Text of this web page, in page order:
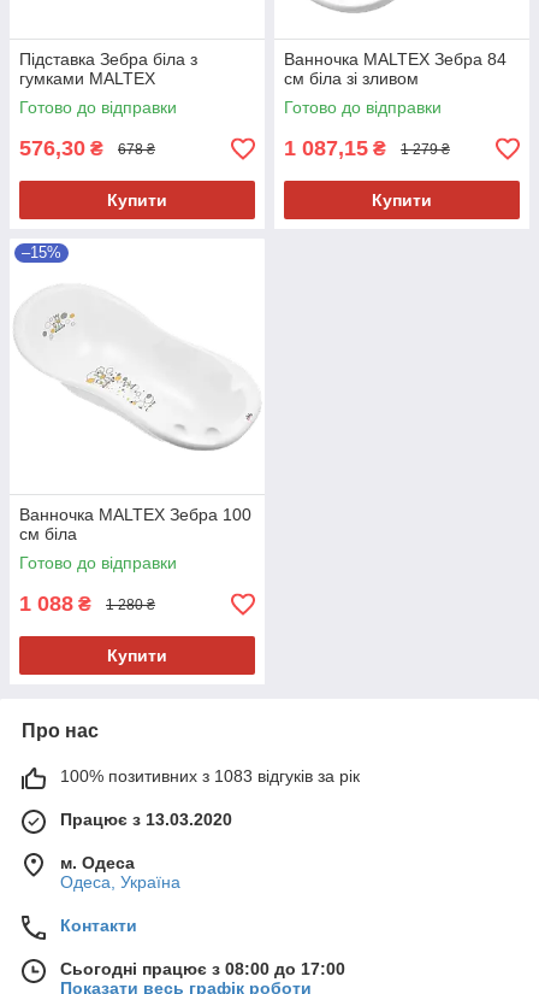
Підставка Зебра біла з
гумками MALTEX
Готово до відправки
576,30 ₴ 678 ₴
Купити
Ванночка MALTEX Зебра 84
см біла зі зливом
Готово до відправки
1 087,15 ₴ 1 279 ₴
Купити
–15%
Ванночка MALTEX Зебра 100
см біла
Готово до відправки
1 088 ₴ 1 280 ₴
Купити
Про нас
100% позитивних з 1083 відгуків за рік
Працює з 13.03.2020
м. Одеса
Одеса, Україна
Контакти
Сьогодні працює з 08:00 до 17:00
Показати весь графік роботи